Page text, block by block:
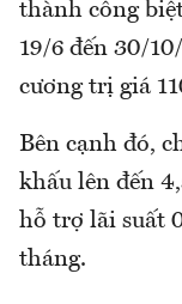
thành công
19/6 đến 30/
cương trị giá
Bên cạnh đó,
khấu lên đến
hỗ trợ lãi suất
tháng.